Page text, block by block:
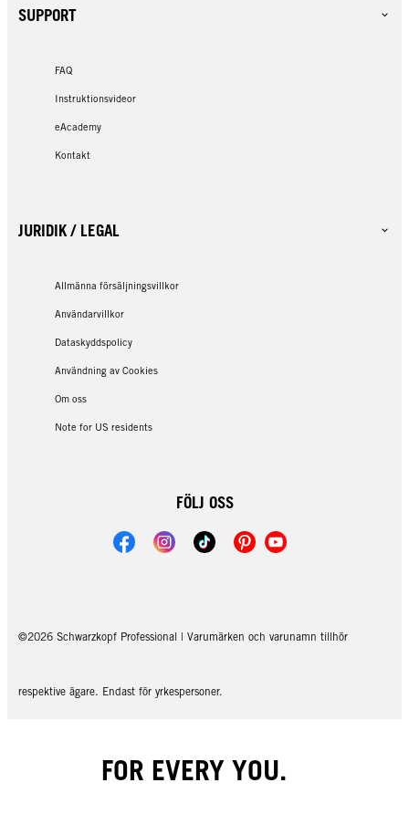
SUPPORT
FAQ
Instruktionsvideor
eAcademy
Kontakt
JURIDIK / LEGAL
Allmänna försäljningsvillkor
Användarvillkor
Dataskyddspolicy
Användning av Cookies
Om oss
Note for US residents
FÖLJ OSS
©2026 Schwarzkopf Professional | Varumärken och varunamn tillhör
respektive ägare. Endast för yrkespersoner.
FOR EVERY YOU.